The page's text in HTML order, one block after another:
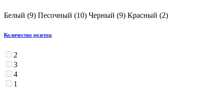
Белый (9) Песочный (10) Черный (9) Красный (2)
Количество розеток
2
3
4
1